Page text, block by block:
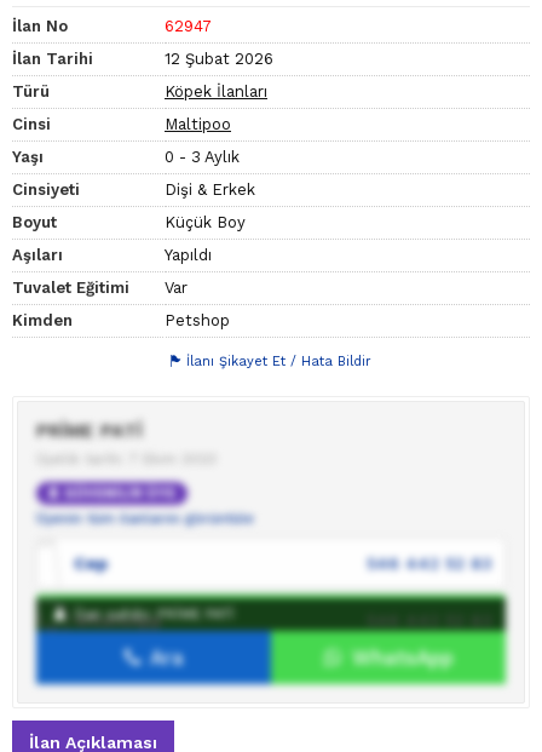
İlan No
62947
İlan Tarihi
12 Şubat 2026
Türü
Köpek İlanları
Cinsi
Maltipoo
Yaşı
0 - 3 Aylık
Cinsiyeti
Dişi & Erkek
Boyut
Küçük Boy
Aşıları
Yapıldı
Tuvalet Eğitimi
Var
Kimden
Petshop
İlanı Şikayet Et / Hata Bildir
PRİME PATİ
Üyenin tüm ilanlarını görüntüle
Cep 546 442 52 83
WhatsApp
İlan sahibine mesaj gönder
İlan sahibi: PRİME PATİ
Ara WhatsApp
İlan Açıklaması